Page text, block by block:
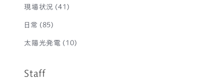
現場状況 (41)
日常 (85)
太陽光発電 (10)
Staff